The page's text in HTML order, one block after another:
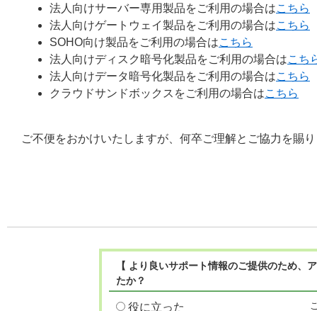
法人向けサーバー専用製品をご利用の場合はこちら
法人向けゲートウェイ製品をご利用の場合はこちら
SOHO向け製品をご利用の場合はこちら
法人向けディスク暗号化製品をご利用の場合はこち
法人向けデータ暗号化製品をご利用の場合はこちら
クラウドサンドボックスをご利用の場合はこちら
ご不便をおかけいたしますが、何卒ご理解とご協力を賜
【 より良いサポート情報のご提供のため
たか？
役に立った